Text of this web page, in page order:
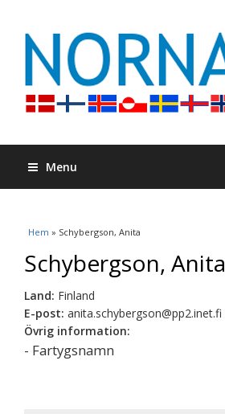
Menu
Du är här
Hem » Schybergson, Anita
Schybergson, Anita
Land: Finland
E-post: anita.schybergson@pp2.inet.fi
Övrig information:
- Fartygsnamn